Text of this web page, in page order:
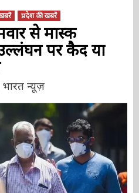
प्रदेश की खबरें
से मास्क
पर कैद या
न्यूज़